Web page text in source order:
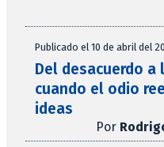
Publicado el 10 de abril del
Del desacuerdo a
cuando el odio
ideas
Por